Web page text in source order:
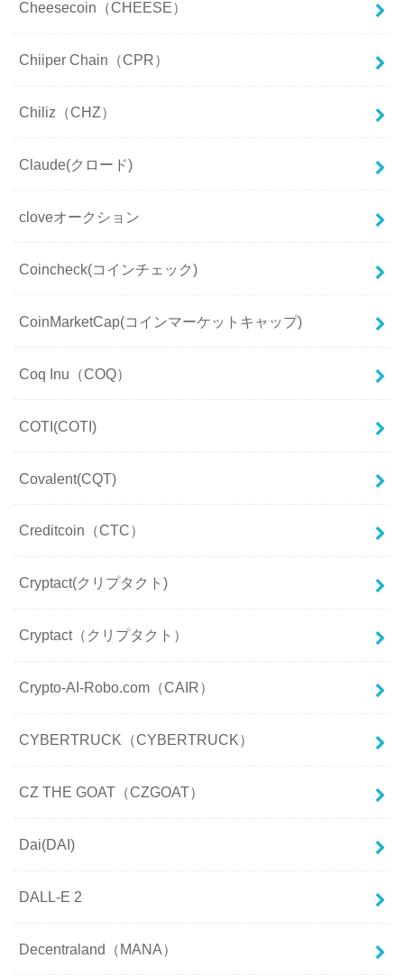
Cheesecoin（CHEESE）
Chiiper Chain（CPR）
Chiliz（CHZ）
Claude(クロード)
cloveオークション
Coincheck(コインチェック)
CoinMarketCap(コインマーケットキャップ)
Coq Inu（COQ）
COTI(COTI)
Covalent(CQT)
Creditcoin（CTC）
Cryptact(クリプタクト)
Cryptact（クリプタクト）
Crypto-AI-Robo.com（CAIR）
CYBERTRUCK（CYBERTRUCK）
CZ THE GOAT（CZGOAT）
Dai(DAI)
DALL-E 2
Decentraland（MANA）